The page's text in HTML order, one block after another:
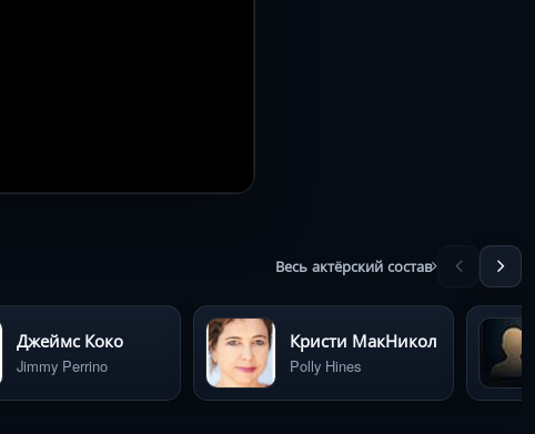
Весь актёрский состав
Джеймс Коко
Jimmy Perrino
Кристи МакНикол
Polly Hines